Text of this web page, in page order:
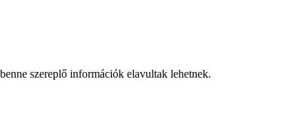
szereplő információk elavultak lehetnek.